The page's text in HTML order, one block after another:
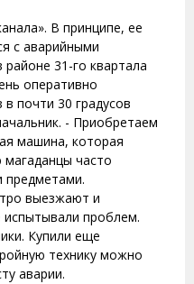
В принципе, ее
с аварийными
31-го квартала
оперативно
почти 30 градусов
- Приобретаем
машина, которая
часто
предметами.
выезжают и
проблем.
Купили еще
технику можно
аварии.